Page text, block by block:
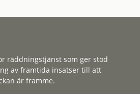
räddningstjänst som ger stöd
av framtida insatser till att
är framme.